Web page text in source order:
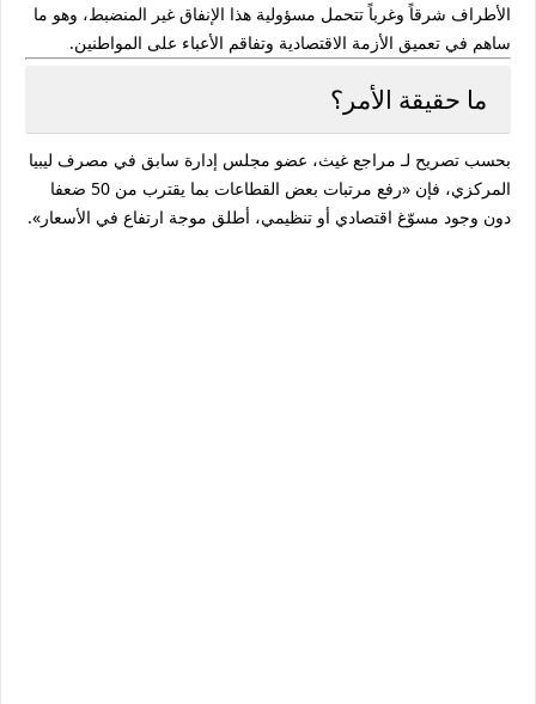
الأطراف شرقاً وغرباً تتحمل مسؤولية هذا الإنفاق غير المنضبط، وهو ما
ساهم في تعميق الأزمة الاقتصادية وتفاقم الأعباء على المواطنين.
ما حقيقة الأمر؟
بحسب تصريح لـ مراجع غيث، عضو مجلس إدارة سابق في مصرف ليبيا
المركزي، فإن «رفع مرتبات بعض القطاعات بما يقترب من 50 ضعفا
دون وجود مسوّغ اقتصادي أو تنظيمي، أطلق موجة ارتفاع في الأسعار».